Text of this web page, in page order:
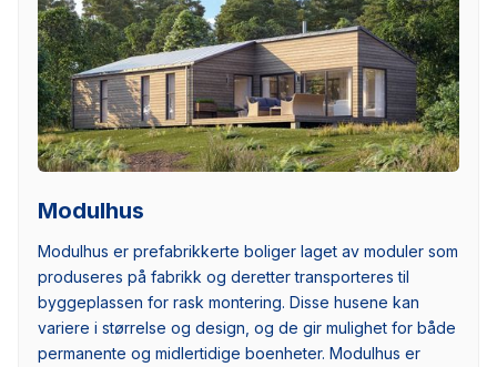
Modulhus
Modulhus er prefabrikkerte boliger laget av moduler som
produseres på fabrikk og deretter transporteres til
byggeplassen for rask montering. Disse husene kan
variere i størrelse og design, og de gir mulighet for både
permanente og midlertidige boenheter. Modulhus er